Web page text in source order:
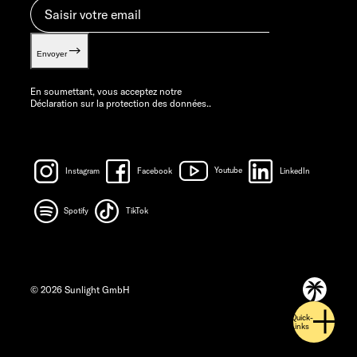
Quick-
Links
Envoyer
En soumettant, vous acceptez notre
Déclaration sur la protection des données..
Instagram Facebook Youtube LinkedIn
Spotify TikTok
© 2026 Sunlight GmbH